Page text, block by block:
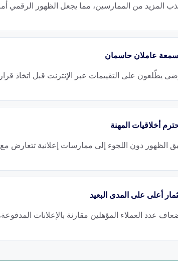
المزيد من الممارسين، مما يجعل الظهور الرقمي
عاملان حاسمان
أخلاقيات المهنة
المباشر، الذي كثيراً ما يكون مُقيَّداً أو محدوداً بالنسبة
أعلى على المدى البعيد